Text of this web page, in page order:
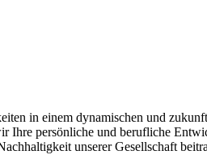
in einem dynamischen und
Ihre persönliche und berufliche
unserer Gesellschaft